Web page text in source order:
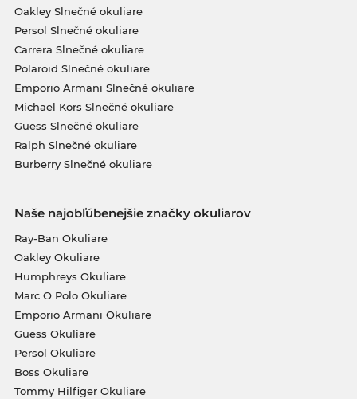
Oakley Slnečné okuliare
Persol Slnečné okuliare
Carrera Slnečné okuliare
Polaroid Slnečné okuliare
Emporio Armani Slnečné okuliare
Michael Kors Slnečné okuliare
Guess Slnečné okuliare
Ralph Slnečné okuliare
Burberry Slnečné okuliare
Naše najobľúbenejšie značky okuliarov
Ray-Ban Okuliare
Oakley Okuliare
Humphreys Okuliare
Marc O Polo Okuliare
Emporio Armani Okuliare
Guess Okuliare
Persol Okuliare
Boss Okuliare
Tommy Hilfiger Okuliare